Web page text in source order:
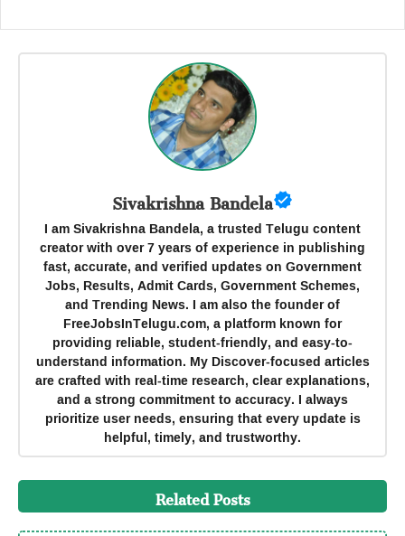
Sivakrishna Bandela
I am Sivakrishna Bandela, a trusted Telugu content
creator with over 7 years of experience in publishing
fast, accurate, and verified updates on Government
Jobs, Results, Admit Cards, Government Schemes,
and Trending News. I am also the founder of
FreeJobsInTelugu.com, a platform known for
providing reliable, student-friendly, and easy-to-
understand information. My Discover-focused articles
are crafted with real-time research, clear explanations,
and a strong commitment to accuracy. I always
prioritize user needs, ensuring that every update is
helpful, timely, and trustworthy.
Related Posts